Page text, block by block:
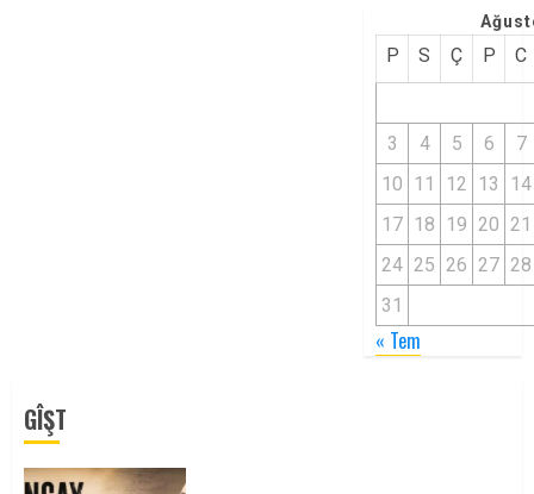
P S Ç P C
3 4 5 6
7
10 11 12 13
14
17 18 19 20 21
24 25 26 27 28
31
« Tem
GÎŞT